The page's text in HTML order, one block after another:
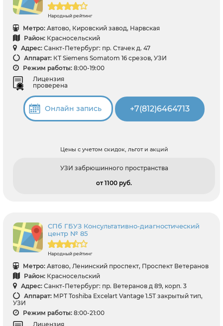
Народный рейтинг
Метро: Автово, Кировский завод, Нарвская
Район: Красносельский
Адрес: Санкт-Петербург: пр. Стачек д. 47
Аппарат: КТ Siemens Somatom 16 срезов, УЗИ
Режим работы: 8:00-19:00
Лицензия
проверена
Онлайн запись +7(812)6464713
Цены с учетом скидок, льгот и акций
УЗИ забрюшинного пространства
от 1100 pуб.
СПб ГБУЗ Консультативно-диагностический
центр № 85
Народный рейтинг
Метро: Автово, Ленинский проспект, Проспект Ветеранов
Район: Красносельский
Адрес: Санкт-Петербург: пр. Ветеранов д 89, корп. 3
Аппарат: МРТ Toshiba Excelart Vantage 1.5T закрытый тип,
УЗИ
Режим работы: 8:00-21:00
Лицензия